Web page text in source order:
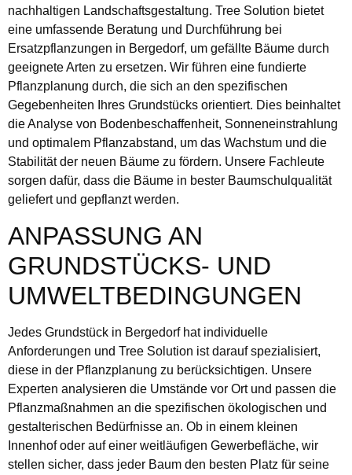
nachhaltigen Landschaftsgestaltung. Tree Solution bietet
eine umfassende Beratung und Durchführung bei
Ersatzpflanzungen in Bergedorf, um gefällte Bäume durch
geeignete Arten zu ersetzen. Wir führen eine fundierte
Pflanzplanung durch, die sich an den spezifischen
Gegebenheiten Ihres Grundstücks orientiert. Dies beinhaltet
die Analyse von Bodenbeschaffenheit, Sonneneinstrahlung
und optimalem Pflanzabstand, um das Wachstum und die
Stabilität der neuen Bäume zu fördern. Unsere Fachleute
sorgen dafür, dass die Bäume in bester Baumschulqualität
geliefert und gepflanzt werden.
ANPASSUNG AN
GRUNDSTÜCKS- UND
UMWELTBEDINGUNGEN
Jedes Grundstück in Bergedorf hat individuelle
Anforderungen und Tree Solution ist darauf spezialisiert,
diese in der Pflanzplanung zu berücksichtigen. Unsere
Experten analysieren die Umstände vor Ort und passen die
Pflanzmaßnahmen an die spezifischen ökologischen und
gestalterischen Bedürfnisse an. Ob in einem kleinen
Innenhof oder auf einer weitläufigen Gewerbefläche, wir
stellen sicher, dass jeder Baum den besten Platz für seine